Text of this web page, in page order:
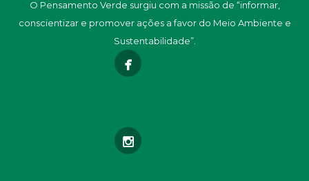
O Pensamento Verde surgiu com a missão de “informar,
conscientizar e promover ações a favor do Meio Ambiente e
Sustentabilidade”.